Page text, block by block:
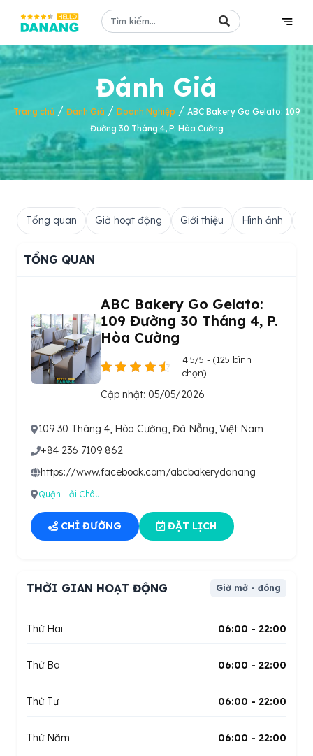
Đánh Giá
Trang chủ/ Đánh Giá / Doanh Nghiệp / ABC Bakery Go Gelato: 109
Đường 30 Tháng 4, P. Hòa Cường
Tổng quan Giờ hoạt động Giới thiệu Hình ảnh
TỔNG QUAN
ABC Bakery Go Gelato:
109 Đường 30 Tháng 4, P.
Hòa Cường
4.5/5 - (125 bình
chọn)
Cập nhật: 05/05/2026
109 30 Tháng 4, Hòa Cường, Đà Nẵng, Việt Nam
+84 236 7109 862
https://www.facebook.com/abcbakerydanang
Quận Hải Châu
CHỈ ĐƯỜNG ĐẶT LỊCH
THỜI GIAN HOẠT ĐỘNG Giờ mở - đóng
Thứ Hai 06:00 - 22:00
Thứ Ba 06:00 - 22:00
Thứ Tư 06:00 - 22:00
Thứ Năm 06:00 - 22:00